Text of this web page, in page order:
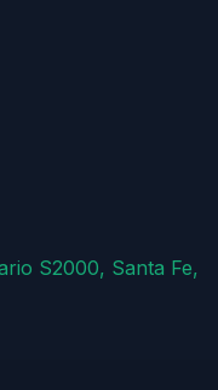
S2000, Santa Fe,